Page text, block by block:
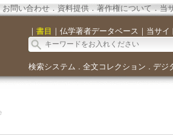
お問い合わせ． 資料提供．著作権について．当
｜ 書目 ｜ 仏学著者データベース ｜ 当サイ
検索システム ． 全文コレクション ． デジ